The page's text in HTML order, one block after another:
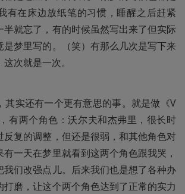
有在床边放纸笔的习惯，睡醒之后赶紧
半就忘了，有的时候虽然写出来了但实际
是梦里写的。（笑）有那么几次是写下来
次就是一次。
其实还有一个更有意思的事。就是做《V
有两个角色：沃尔夫和杰弗里，很长时
反复的调整，但还是很弱，和其他角色对
一天在梦里就看到这两个角色跟我哭，
我们改强点儿。后来我们也是想了各种办
打磨，让这个两个角色达到了正常的实力